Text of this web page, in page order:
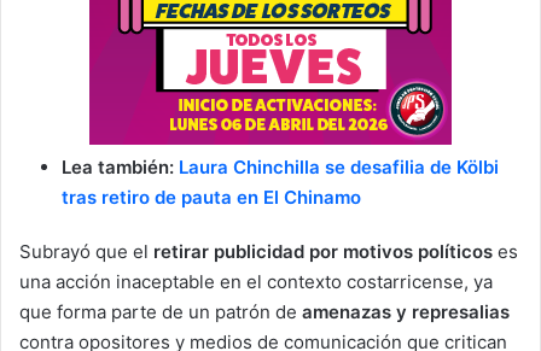
Lea también: Laura Chinchilla se desafilia de Kölbi
tras retiro de pauta en El Chinamo
Subrayó que el retirar publicidad por motivos políticos es
una acción inaceptable en el contexto costarricense, ya
que forma parte de un patrón de amenazas y represalias
contra opositores y medios de comunicación que critican